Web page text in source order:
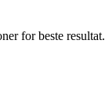
for beste resultat.